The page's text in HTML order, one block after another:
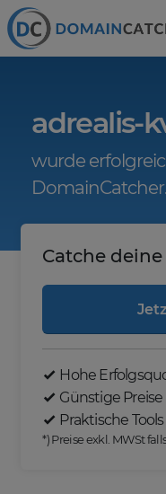
adrealis-
wurde
Catche
Hohe
Günstige Preise
Praktische Tools
*) Preise exkl. MWSt